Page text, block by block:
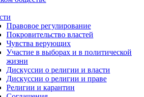
Правовое регулирование
Покровительство властей
Чувства верующих
Участие в выборах и в политической
жизни
Дискуссии о религии и власти
Дискуссии о религии и праве
Религии и карантин